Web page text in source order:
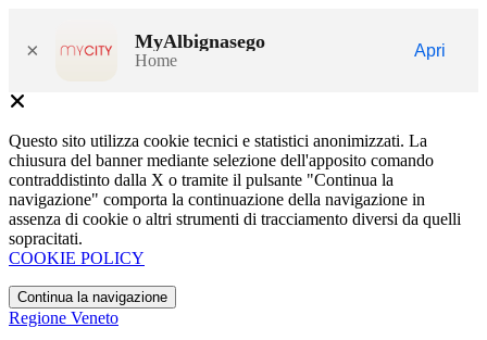
× MyAlbignasego
Home
Apri
Questo sito utilizza cookie tecnici e statistici anonimizzati. La
chiusura del banner mediante selezione dell'apposito comando
contraddistinto dalla X o tramite il pulsante "Continua la
navigazione" comporta la continuazione della navigazione in
assenza di cookie o altri strumenti di tracciamento diversi da quelli
sopracitati.
COOKIE POLICY
Continua la navigazione
Regione Veneto